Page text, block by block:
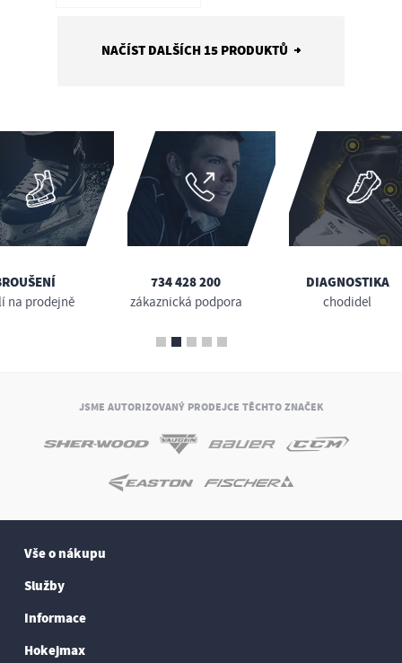
NAČÍST DALŠÍCH 15 PRODUKTŮ
na prodejně
734 428 200
zákaznická podpora
DIAGNOSTIKA
chodidel
JSME AUTORIZOVANÝ PRODEJCE TĚCHTO ZNAČEK
Vše o nákupu
Služby
Informace
Hokejmax